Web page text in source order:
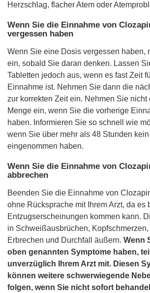
Herzschlag, flacher Atem oder
Wenn Sie die Einnahme von
vergessen haben
Wenn Sie eine Dosis vergessen haben,
ein, sobald Sie daran denken. Lassen
Tabletten jedoch aus, wenn es fast Zeit
Einnahme ist. Nehmen Sie dann die
zur korrekten Zeit ein. Nehmen Sie nicht
Menge ein, wenn Sie die vorherige
haben. Informieren Sie so schnell wie
wenn Sie über mehr als 48 Stunden
eingenommen haben.
Wenn Sie die Einnahme von
abbrechen
Beenden Sie die Einnahme von
ohne Rücksprache mit Ihrem Arzt, da es
Entzugserscheinungen kommen kann.
in Schweißausbrüchen,
Erbrechen und Durchfall äußern. Wenn
oben genannten Symptome haben,
unverzüglich Ihrem Arzt mit. Diesen
können weitere schwerwiegende
folgen, wenn Sie nicht sofort